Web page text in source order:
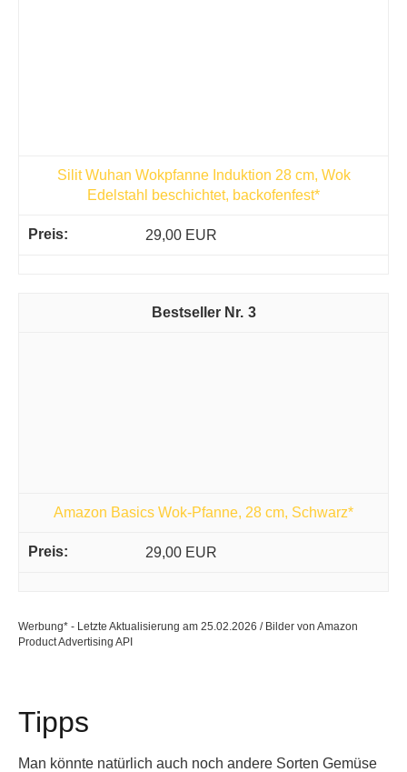
Silit Wuhan Wokpfanne Induktion 28 cm, Wok
Edelstahl beschichtet, backofenfest*
29,00 EUR
3
Amazon Basics Wok-Pfanne, 28 cm, Schwarz*
29,00 EUR
Werbung* - Letzte Aktualisierung am 25.02.2026 / Bilder von Amazon
Product Advertising API
Tipps
Man könnte natürlich auch noch andere Sorten Gemüse